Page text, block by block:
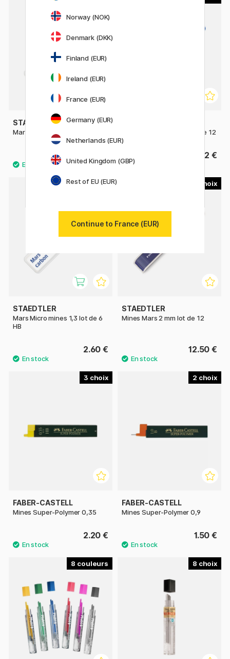
STAEDTLER
Mars Micro mines 0,5 lot de 12 Mars Micro mines 0,9 lot de 12
2 €
STAEDTLER
Mars Micro mines 1,3 lot de 6
HB
2.60 €
STAEDTLER
Mines Mars 2 mm lot de 12
12.50 €
3
FABER-CASTELL
Mines Super-Polymer 0,35
2.20 €
2
FABER-CASTELL
Mines Super-Polymer 0,9
1.50 €
8 8
Norway (NOK)
Denmark (DKK)
Finland (EUR)
Ireland (EUR)
France (EUR)
Germany (EUR)
Netherlands (EUR)
United Kingdom (GBP)
Rest of EU (EUR)
Continue to France (EUR)